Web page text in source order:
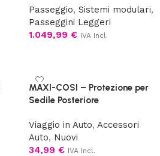
Passeggio, Sistemi modulari,
Passeggini Leggeri
1.049,99 € IVA Incl.
MAXI-COSI – Protezione per
Sedile Posteriore
Viaggio in Auto, Accessori
Auto, Nuovi
34,99 € IVA Incl.